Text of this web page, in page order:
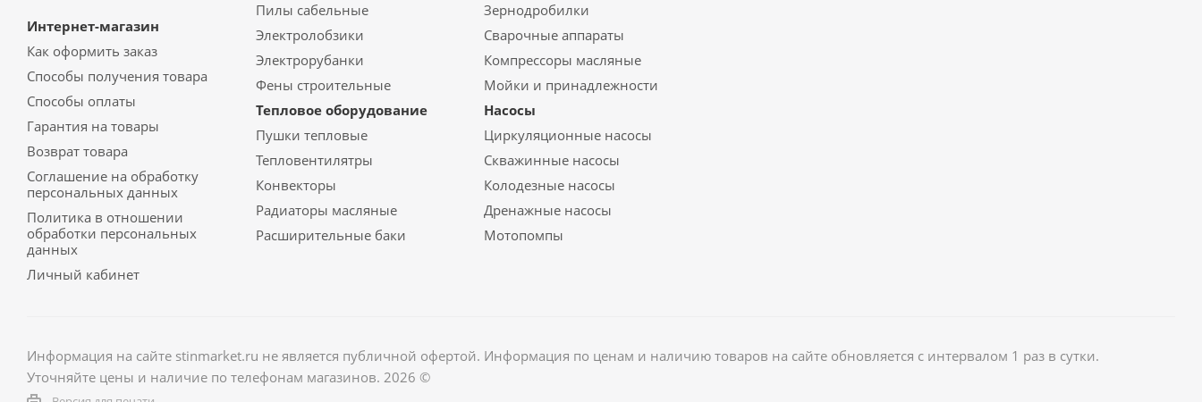
Интернет-магазин
Как оформить заказ
Способы получения товара
Способы оплаты
Гарантия на товары
Возврат товара
Соглашение на обработку
персональных данных
Политика в отношении
обработки персональных
данных
Личный кабинет
Пилы сабельные
Электролобзики
Электрорубанки
Фены строительные
Тепловое оборудование
Пушки тепловые
Тепловентилятры
Конвекторы
Радиаторы масляные
Расширительные баки
Зернодробилки
Сварочные аппараты
Компрессоры масляные
Мойки и принадлежности
Насосы
Циркуляционные насосы
Скважинные насосы
Колодезные насосы
Дренажные насосы
Мотопомпы
Информация на сайте stinmarket.ru не является публичной офертой. Информация по ценам и наличию товаров на сайте обновляется с интервалом 1 раз в сутки.
Уточняйте цены и наличие по телефонам магазинов. 2026 ©